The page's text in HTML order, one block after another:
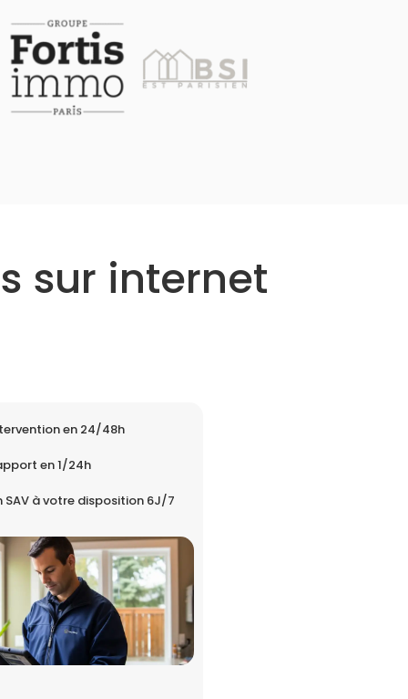
sur internet
en 24/48h
en 1/24h
SAV à votre disposition 6J/7